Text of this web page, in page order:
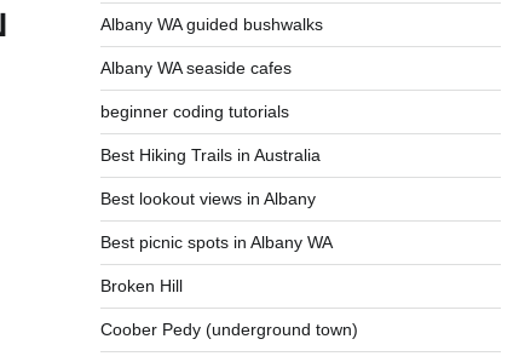
Albany WA guided bushwalks
Albany WA seaside cafes
beginner coding tutorials
Best Hiking Trails in Australia
Best lookout views in Albany
Best picnic spots in Albany WA
Broken Hill
Coober Pedy (underground town)